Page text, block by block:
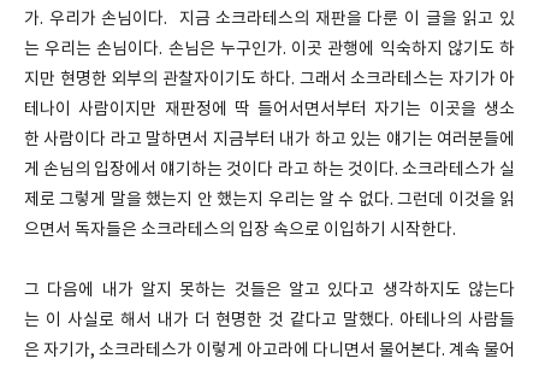
가. 우리가 손님이다. 지금 소크라테스의 재판을 다룬 이 글을 읽고 있
는 우리는 손님이다. 손님은 누구인가. 이곳 관행에 익숙하지 않기도 하
지만 현명한 외부의 관찰자이기도 하다. 그래서 소크라테스는 자기가 아
테나이 사람이지만 재판정에 딱 들어서면서부터 자기는 이곳을 생소
한 사람이다 라고 말하면서 지금부터 내가 하고 있는 얘기는 여러분들에
게 손님의 입장에서 얘기하는 것이다 라고 하는 것이다. 소크라테스가 실
제로 그렇게 말을 했는지 안 했는지 우리는 알 수 없다. 그런데 이것을 읽
으면서 독자들은 소크라테스의 입장 속으로 이입하기 시작한다.
그 다음에 내가 알지 못하는 것들은 알고 있다고 생각하지도 않는다
는 이 사실로 해서 내가 더 현명한 것 같다고 말했다. 아테나의 사람들
은 자기가, 소크라테스가 이렇게 아고라에 다니면서 물어본다. 계속 물어